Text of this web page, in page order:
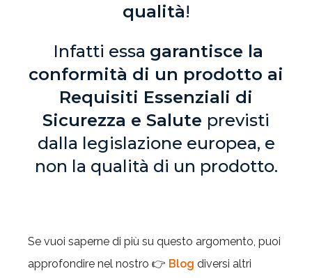
qualità!
Infatti essa garantisce la
conformità di un prodotto ai
Requisiti Essenziali di
Sicurezza e Salute previsti
dalla legislazione europea, e
non la qualità di un prodotto.
Se vuoi saperne di più su questo argomento, puoi
approfondire nel nostro 👉 Blog diversi altri